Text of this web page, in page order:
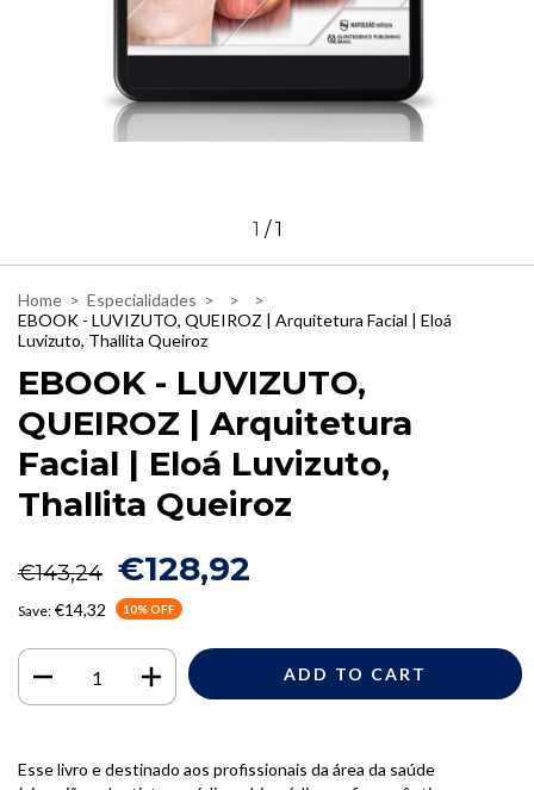
1 /1
Home > Especialidades > >
>
EBOOK - LUVIZUTO, QUEIROZ | Arquitetura Facial | Eloá
Luvizuto, Thallita Queiroz
EBOOK - LUVIZUTO,
QUEIROZ | Arquitetura
Facial | Eloá Luvizuto,
Thallita Queiroz
€143,24 €128,92
Save: €14,32 10% OFF
Esse livro e destinado aos profissionais da área da saúde